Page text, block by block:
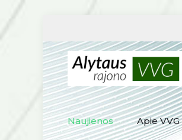
Naujienos Apie VVG